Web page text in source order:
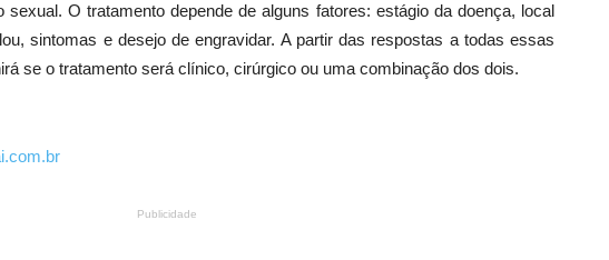
O tratamento depende de alguns fatores: estágio da doença, local
sintomas e desejo de engravidar. A partir das respostas a todas essas
se o tratamento será clínico, cirúrgico ou uma combinação dos dois.
Publicidade